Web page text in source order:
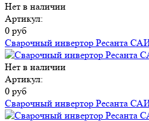
Нет в наличии
Артикул:
0 руб
Сварочный инвертор Ресанта
Нет в наличии
Артикул:
0 руб
Сварочный инвертор Ресанта